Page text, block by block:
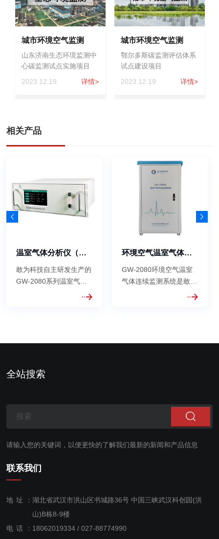
城市环境空气监测
山东济南生态环境监测中
心碳监测试点实施项目
详情>
2023.12.19
城市环境空气监测
鄂尔多斯碳监测评估体系
试点建设项目
详情>
2023.12.19
相关产品
温室气体分析仪（环境空气）
敢为科技自主研发生产的
GW-2080系列温室气体
分析仪，主要基于非分散
此仪器主要测量CO2、
环境空气温室气体连续监测系统
GW-2080环境空气温室
气体连续监测系统是敢为
科技基于国际领先的红外
全站搜索
请输入您的关键词，以便更快的了解我们最新的新闻和产品信息
联系我们
地址： 湖北省武汉市洪山区书城路36号 中国三峡武汉科创园(洪
山)B栋8-9楼
电话： 18062019334 / 027-88774990